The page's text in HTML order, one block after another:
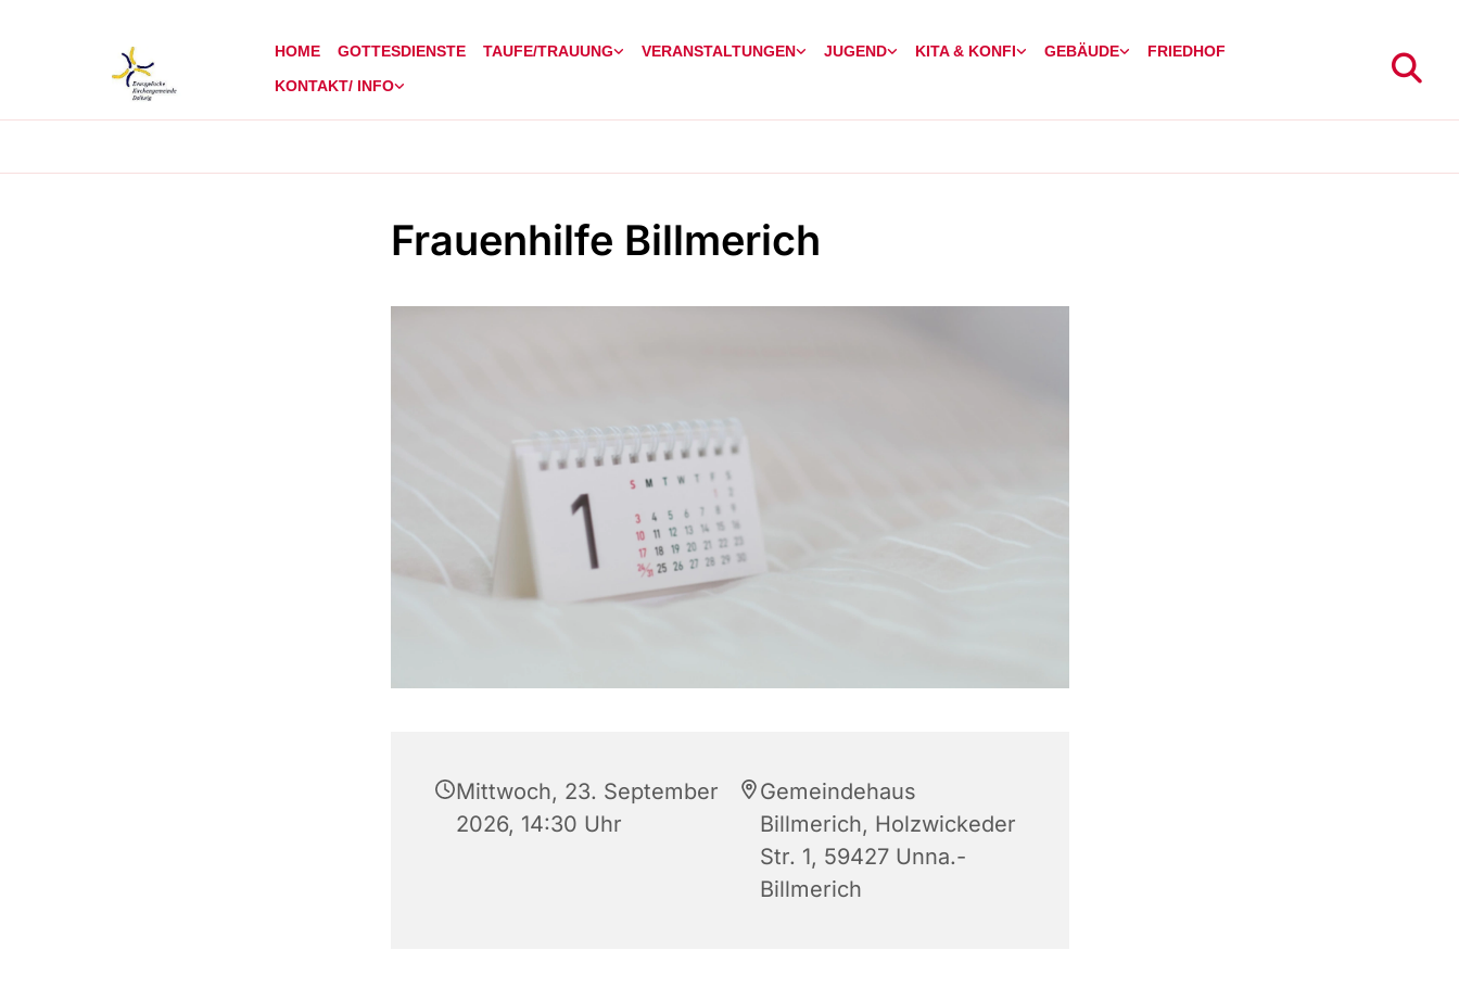
HOME GOTTESDIENSTE TAUFE/TRAUUNG VERANSTALTUNGEN JUGEND KITA & KONFI GEBÄUDE
FRIEDHOF
KONTAKT/ INFO
Frauenhilfe Billmerich
Mittwoch, 23. September
2026, 14:30 Uhr
Gemeindehaus
Billmerich, Holzwickeder
Str. 1, 59427 Unna.-
Billmerich